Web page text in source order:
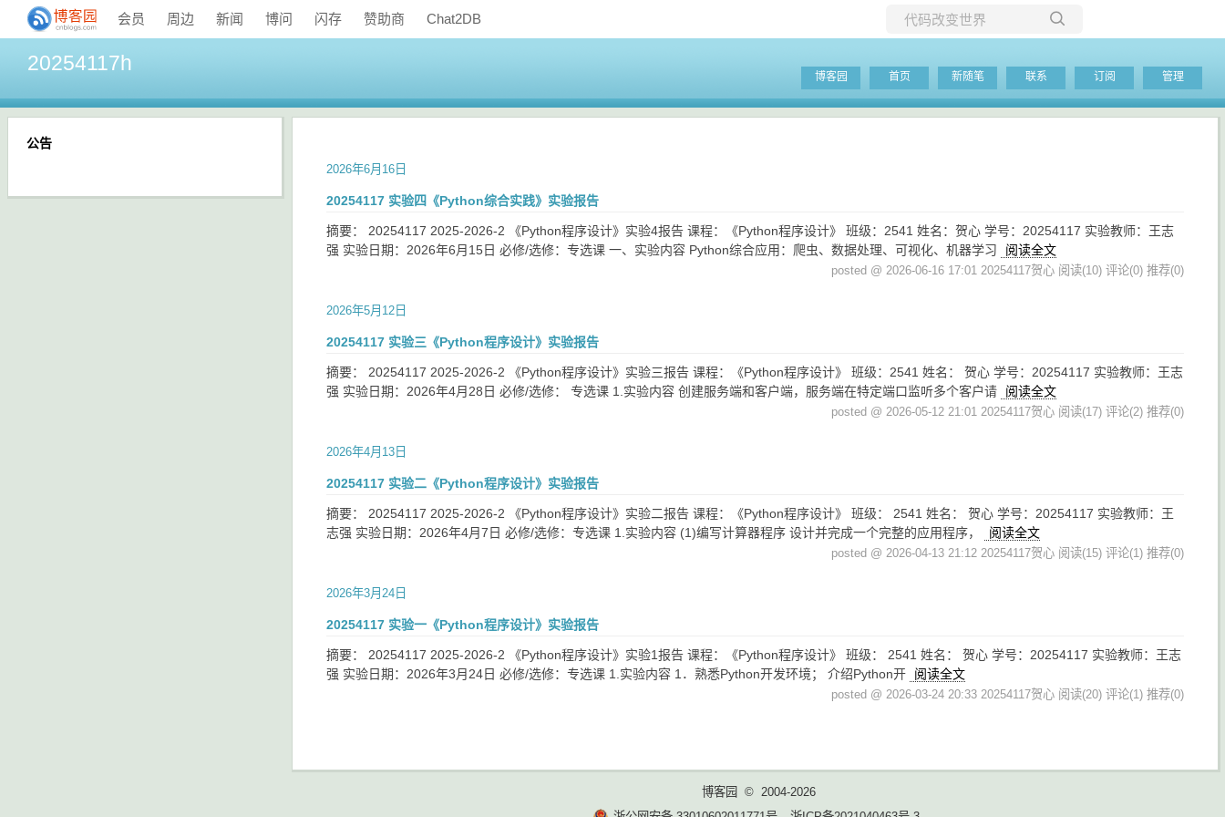
会员 周边 新闻 博问 闪存 赞助商 Chat2DB
当前博客
20254117h
博客园 首页 新随笔 联系 订阅 管理
2026年6月16日
20254117 实验四《Python综合实践》实验报告
摘要： 20254117 2025-2026-2 《Python程序设计》实验4报告 课程：《Python程序设计》 班级：2541 姓名：贺心 学号：20254117 实验教师：王志
强 实验日期：2026年6月15日 必修/选修：专选课 一、实验内容 Python综合应用：爬虫、数据处理、可视化、机器学习
阅读全文
posted @ 2026-06-16 17:01 20254117贺心 阅读(10) 评论(0) 推荐(0)
2026年5月12日
20254117 实验三《Python程序设计》实验报告
摘要： 20254117 2025-2026-2 《Python程序设计》实验三报告 课程：《Python程序设计》 班级：2541 姓名： 贺心 学号：20254117 实验教师：王志
强 实验日期：2026年4月28日 必修/选修： 专选课 1.实验内容 创建服务端和客户端，服务端在特定端口监听多个客户请
阅读全文
posted @ 2026-05-12 21:01 20254117贺心 阅读(17) 评论(2) 推荐(0)
2026年4月13日
20254117 实验二《Python程序设计》实验报告
摘要： 20254117 2025-2026-2 《Python程序设计》实验二报告 课程：《Python程序设计》 班级： 2541 姓名： 贺心 学号：20254117 实验教师：王
志强 实验日期：2026年4月7日 必修/选修：专选课 1.实验内容 (1)编写计算器程序 设计并完成一个完整的应用程序，
阅读全文
posted @ 2026-04-13 21:12 20254117贺心 阅读(15) 评论(1) 推荐(0)
2026年3月24日
20254117 实验一《Python程序设计》实验报告
摘要： 20254117 2025-2026-2 《Python程序设计》实验1报告 课程：《Python程序设计》 班级： 2541 姓名： 贺心 学号：20254117 实验教师：王志
强 实验日期：2026年3月24日 必修/选修：专选课 1.实验内容 1．熟悉Python开发环境； 介绍Python开
阅读全文
posted @ 2026-03-24 20:33 20254117贺心 阅读(20) 评论(1) 推荐(0)
公告
博客园
© 2004-2026